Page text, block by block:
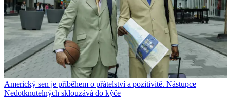
Americký sen je příběhem o přátelství a pozitivitě. Nástupce
Nedotknutelných sklouzává do kýče